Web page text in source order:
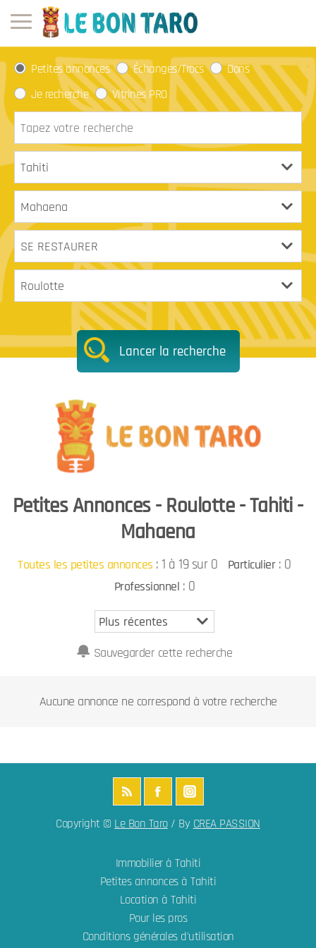
Petites annonces Échanges/Trocs
Dons
Je recherche
Vitrines PRO
Lancer la recherche
Petites Annonces - Roulotte - Tahiti -
Mahaena
Toutes les petites annonces :1 à 19 sur 0 Particulier: 0
Professionnel : 0
Sauvegarder cette recherche
Aucune annonce ne correspond à votre recherche
Copyright ©Le Bon Taro/ ByCREA PASSION
Immobilier à Tahiti
Petites annonces à Tahiti
Location à Tahiti
Pour les pros
Conditions générales d'utilisation